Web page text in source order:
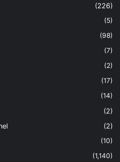
(226)
(5)
(98)
(7)
(2)
(17)
(14)
(2)
(2)
(10)
(1,140)